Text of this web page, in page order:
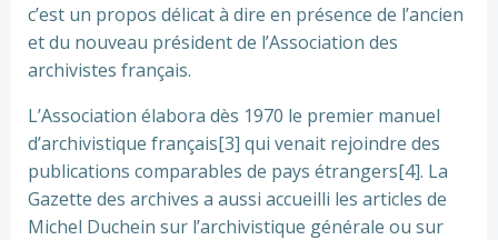
c’est un propos délicat à dire en présence de l’ancien
et du nouveau président de l’Association des
archivistes français.
L’Association élabora dès 1970 le premier manuel
d’archivistique français[3] qui venait rejoindre des
publications comparables de pays étrangers[4]. La
Gazette des archives a aussi accueilli les articles de
Michel Duchein sur l’archivistique générale ou sur